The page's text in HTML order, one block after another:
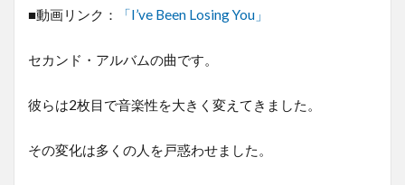
■動画リンク：
「I’ve Been Losing You」
セカンド・アルバムの曲です。
彼らは2枚目で音楽性を大きく変えてきました。
その変化は多くの人を戸惑わせました。